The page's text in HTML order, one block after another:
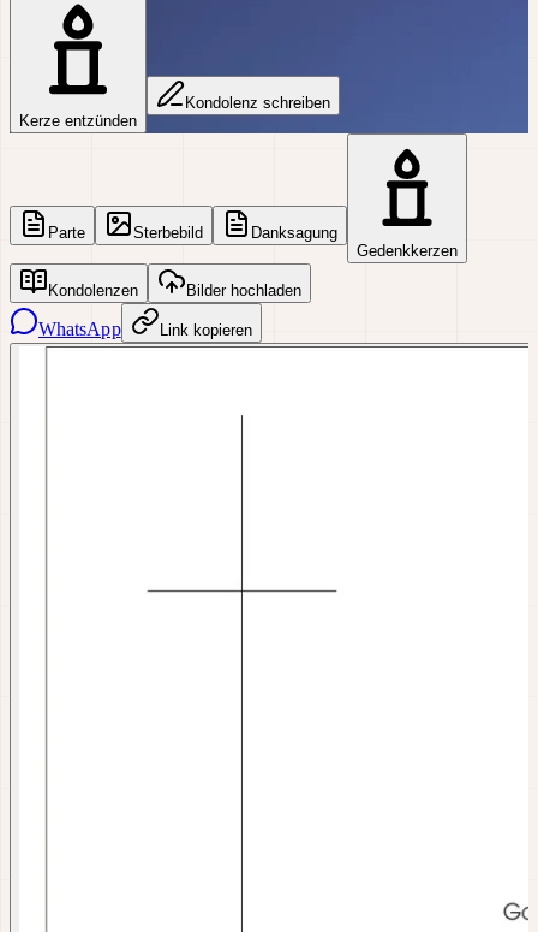
Kerze entzünden
Kondolenz schreiben
Parte Sterbebild
Danksagung
Gedenkkerzen
Kondolenzen Bilder hochladen
WhatsApp Link kopieren